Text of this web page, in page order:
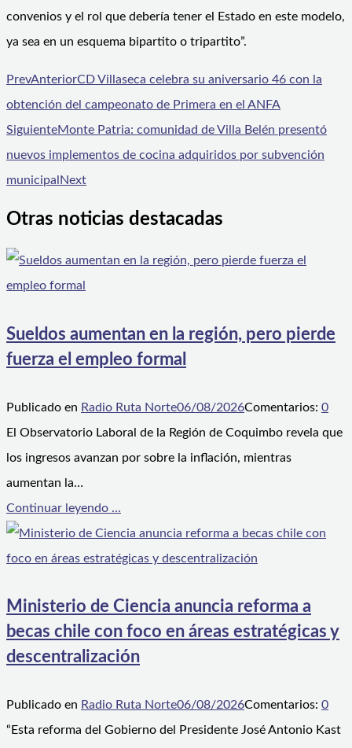
convenios y el rol que debería tener el Estado en este modelo,
ya sea en un esquema bipartito o tripartito”.
PrevAnteriorCD Villaseca celebra su aniversario 46 con la
obtención del campeonato de Primera en el ANFA
SiguienteMonte Patria: comunidad de Villa Belén presentó
nuevos implementos de cocina adquiridos por subvención
municipalNext
Otras noticias destacadas
Sueldos aumentan en la región, pero pierde
fuerza el empleo formal
Publicado en Radio Ruta Norte06/08/2026Comentarios: 0
El Observatorio Laboral de la Región de Coquimbo revela que
los ingresos avanzan por sobre la inflación, mientras
aumentan la…
Continuar leyendo ...
Ministerio de Ciencia anuncia reforma a
becas chile con foco en áreas estratégicas y
descentralización
Publicado en Radio Ruta Norte06/08/2026Comentarios: 0
“Esta reforma del Gobierno del Presidente José Antonio Kast